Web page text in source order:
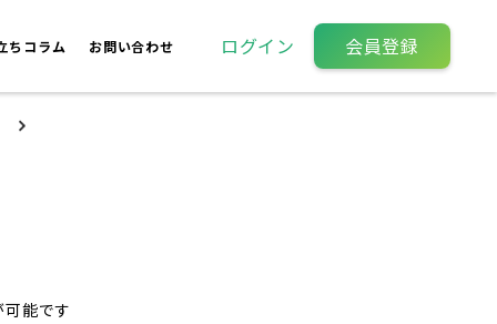
ちコラム お問い合わせ ログイン 会員登録
能です